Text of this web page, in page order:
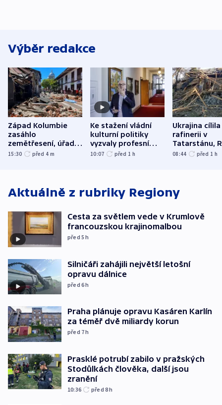
Výběr redakce
Západ Kolumbie
zasáhlo
zemětřesení, úřady
hlásí přes sto obětí
15:30 před 4 m
Ke stažení vládní
kulturní politiky
vyzvaly profesní
organizace, spolky i
10:07 před 1 h
Ukrajina cílila
rafinerii v
Tatarstánu,
útočilo na
08:44 před 1 h
Aktuálně z rubriky Regiony
Cesta za světlem vede v Krumlově
francouzskou krajinomalbou
před 5h
Silničáři zahájili největší letošní
opravu dálnice
před 6h
Praha plánuje opravu Kasáren Karlín
za téměř dvě miliardy korun
před 7h
Prasklé potrubí zabilo v pražských
Stodůlkách člověka, další jsou
zranění
10:36 před 8h